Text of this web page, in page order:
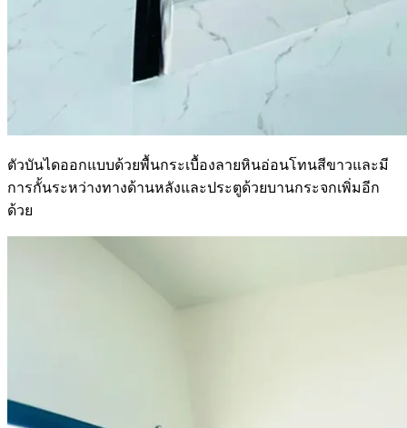
ตัวบันไดออกแบบด้วยพื้นกระเบื้องลายหินอ่อนโทนสีขาวและมี
การกั้นระหว่างทางด้านหลังและประตูด้วยบานกระจกเพิ่มอีก
ด้วย